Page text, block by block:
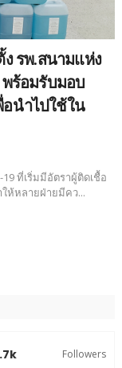
ง รพ.สนามแห่ง
พร้อมรับมอบ
นำไปใช้ใน
ที่เริ่มมีอัตราผู้ติดเชื้อ
ให้หลายฝ่ายมีคว...
Followers